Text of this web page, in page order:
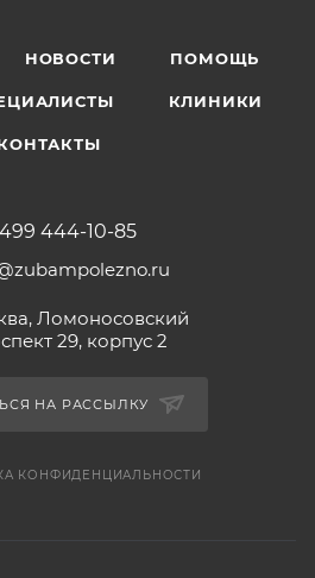
НОВОСТИ ПОМОЩЬ
КЛИНИКИ
444-10-85
Ломоносовский
29, корпус 2
НА РАССЫЛКУ
КОНФИДЕНЦИАЛЬНОСТИ